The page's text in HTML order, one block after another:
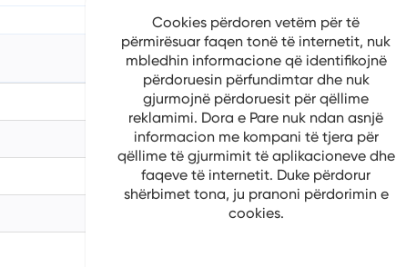
7/24/2024
Cookies përdoren vetëm për të
përmirësuar faqen tonë të internetit, nuk
mbledhin informacione që identifikojnë
përdoruesin përfundimtar dhe nuk
gjurmojnë përdoruesit për qëllime
reklamimi. Dora e Pare nuk ndan asnjë
informacion me kompani të tjera për
qëllime të gjurmimit të aplikacioneve dhe
faqeve të internetit. Duke përdorur
shërbimet tona, ju pranoni përdorimin e
cookies.